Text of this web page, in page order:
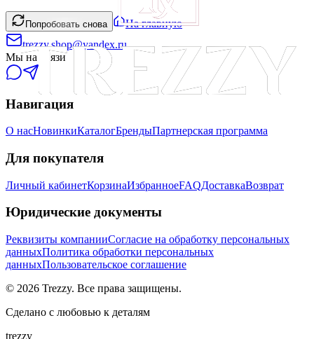
Попробовать снова
На главную
trezzy.shop@yandex.ru
Мы на связи
Навигация
О насНовинкиКаталогБрендыПартнерская программа
Для покупателя
Личный кабинетКорзинаИзбранноеFAQДоставкаВозврат
Юридические документы
Реквизиты компанииСогласие на обработку персональных
данныхПолитика обработки персональных
данныхПользовательское соглашение
© 2026 Trezzy. Все права защищены.
Сделано с любовью к деталям
trezzy